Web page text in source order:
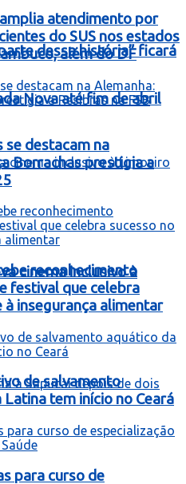
dessa história” ficará
Nova até fim de abril
cinema inclusivo à
atendimento por
do SUS nos estados
além do DF
se destacam na
Borrachas prestigia a
reconhecimento
festival que celebra
à insegurança alimentar
de salvamento
tem início no Ceará
para curso de